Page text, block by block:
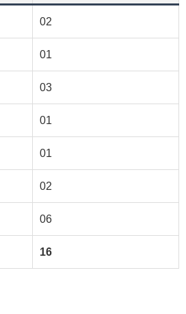
02
01
03
01
01
02
06
16